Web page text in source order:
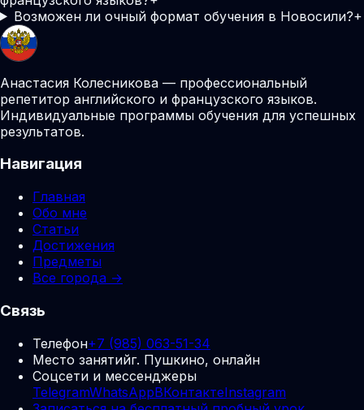
Возможен ли очный формат обучения в Новосили?+
Анастасия Колесникова — профессиональный
репетитор английского и французского языков.
Индивидуальные программы обучения для успешных
результатов.
Навигация
Главная
Обо мне
Статьи
Достижения
Предметы
Все города →
Связь
Телефон+7 (985) 063-51-34
Место занятийг. Пушкино, онлайн
Соцсети и мессенджеры
TelegramWhatsAppВКонтактеInstagram